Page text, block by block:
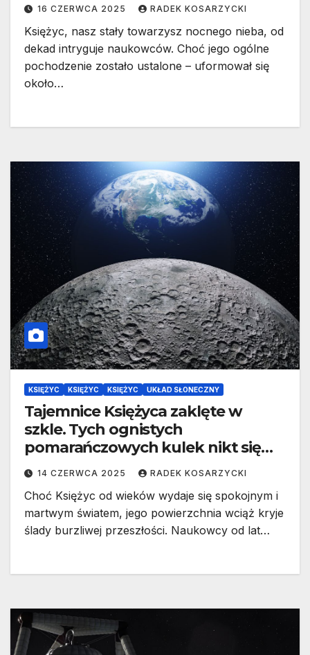
16 CZERWCA 2025 RADEK KOSARZYCKI
Księżyc, nasz stały towarzysz nocnego nieba, od
dekad intryguje naukowców. Choć jego ogólne
pochodzenie zostało ustalone – uformował się
około…
KSIĘŻYC KSIĘŻYC KSIĘŻYC UKŁAD SŁONECZNY
Tajemnice Księżyca zaklęte w
szkle. Tych ognistych
pomarańczowych kulek nikt się
nie spodziewał
14 CZERWCA 2025 RADEK KOSARZYCKI
Choć Księżyc od wieków wydaje się spokojnym i
martwym światem, jego powierzchnia wciąż kryje
ślady burzliwej przeszłości. Naukowcy od lat…